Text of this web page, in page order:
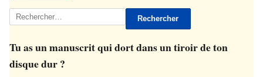
Rechercher :
Tu as un manuscrit qui dort dans un tiroir de ton
disque dur ?